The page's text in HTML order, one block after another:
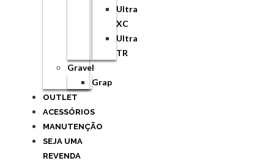
Ultra
XC
Ultra
TR
Gravel
Grap
OUTLET
ACESSÓRIOS
MANUTENÇÃO
SEJA UMA
REVENDA